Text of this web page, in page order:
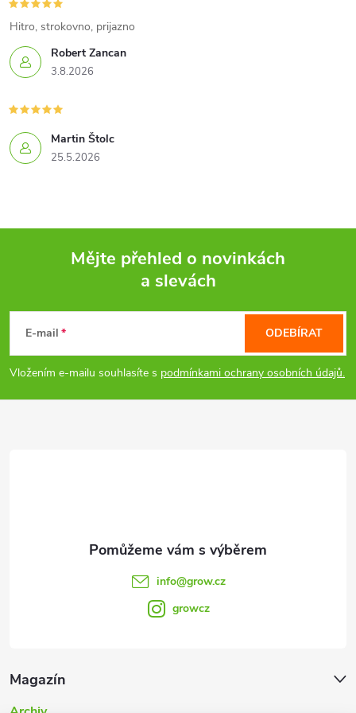
p
r
k
y
s
u
Robert Zancan
3.8.2026
Hitro, strokovno, prijazno
Martin Štolc
25.5.2026
p
a
Mějte přehled o novinkách
a slevách
E-mail
Vložením e-mailu souhlasíte s podmínkami ochrany osobních údajů.
ODEBÍRAT
Magazín
info@grow.cz
growcz